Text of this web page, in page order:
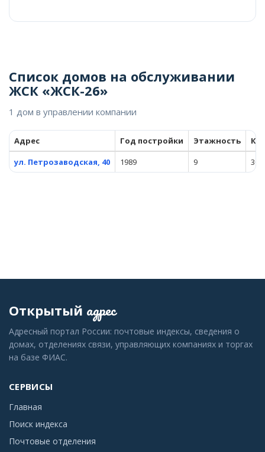
Список домов на обслуживании
ЖСК «ЖСК-26»
1 дом в управлении компании
Адрес Год постройки Этажность
ул. Петрозаводская, 40
1989 9 301
Открытый адрес
Адресный портал России: почтовые индексы, сведения о
домах, отделениях связи, управляющих компаниях и торгах
на базе ФИАС.
СЕРВИСЫ
Главная
Поиск индекса
Почтовые отделения